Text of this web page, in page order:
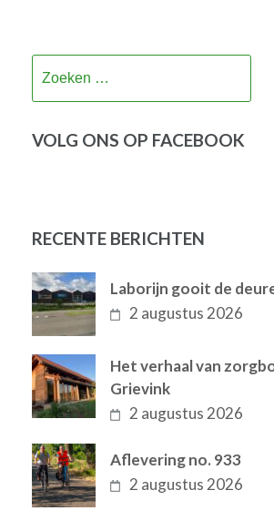
VOLG ONS OP FACEBOOK
RECENTE BERICHTEN
Laborijn gooit de
2 augustus 2026
Het verhaal van
Grievink
2 augustus 2026
Aflevering no. 933
2 augustus 2026